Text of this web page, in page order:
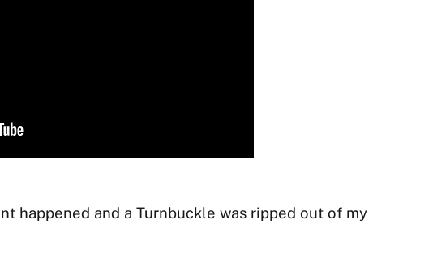
happened and a Turnbuckle was ripped out of my